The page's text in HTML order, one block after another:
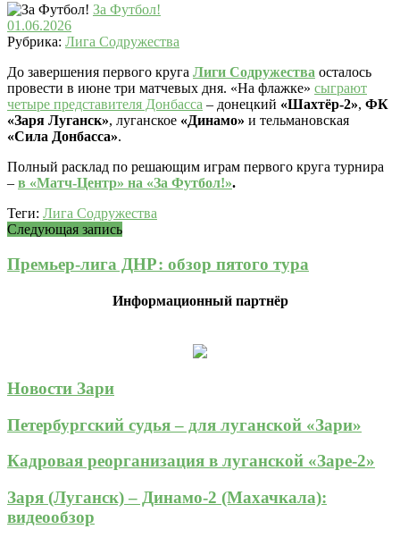
За Футбол!
01.06.2026
Рубрика: Лига Содружества
До завершения первого круга Лиги Содружества осталось
провести в июне три матчевых дня. «На флажке» сыграют
четыре представителя Донбасса – донецкий «Шахтёр-2», ФК
«Заря Луганск», луганское «Динамо» и тельмановская
«Сила Донбасса».
Полный расклад по решающим играм первого круга турнира
– в «Матч-Центр» на «За Футбол!».
Теги: Лига Содружества
Следующая запись
Премьер-лига ДНР: обзор пятого тура
Информационный партнёр
Новости Зари
Петербургский судья – для луганской «Зари»
Кадровая реорганизация в луганской «Заре-2»
Заря (Луганск) – Динамо-2 (Махачкала):
видеообзор